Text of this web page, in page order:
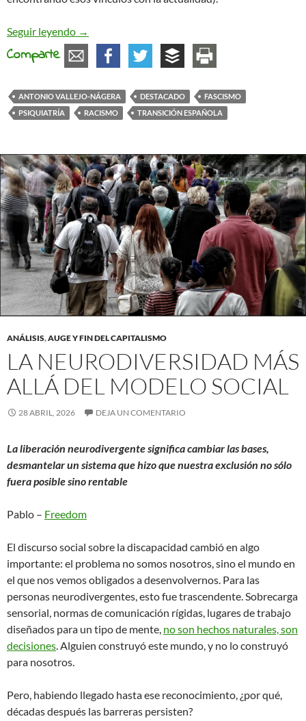
Seguir leyendo A propósito del criminal «científico» Vallejo-
→
Comparte
ANTONIO VALLEJO-NÁGERA DESTACADO
FASCISMO
PSIQUIATRÍA
RACISMO TRANSICIÓN ESPAÑOLA
ANÁLISIS,AUGE Y FIN DEL CAPITALISMO
LA NEURODIVERSIDAD MÁS
ALLÁ DEL MODELO SOCIAL
28 ABRIL, 2026 DEJA UN COMENTARIO
La liberación neurodivergente significa cambiar las bases,
desmantelar un sistema que hizo que nuestra exclusión no sólo
fuera posible sino rentable
Pablo – Freedom
El discurso social sobre la discapacidad cambió en algo
importante: el problema no somos nosotros, sino el mundo en
el que nos vemos obligados a desenvolvernos. Para las
personas neurodivergentes, esto fue trascendente. Sobrecarga
sensorial, normas de comunicación rígidas, lugares de trabajo
diseñados para un tipo de mente, no son hechos naturales, son
decisiones . Alguien construyó este mundo, y no lo construyó
para nosotros.
Pero, habiendo llegado hasta ese reconocimiento, ¿por qué,
décadas después las barreras persisten?